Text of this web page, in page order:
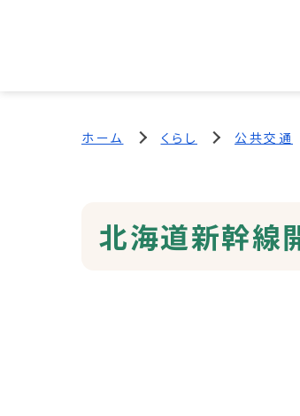
ホーム くらし 公共交通
北海道新幹線